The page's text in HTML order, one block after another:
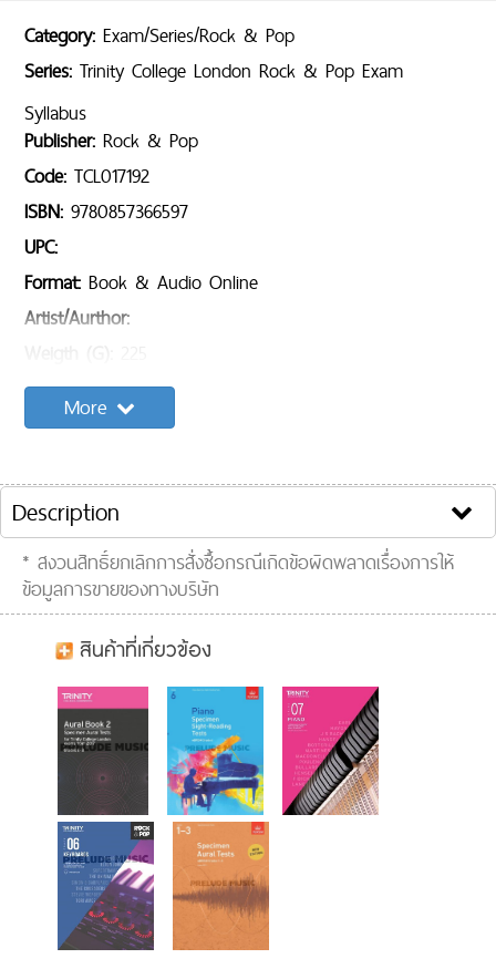
Category:Exam/Series/Rock & Pop
Series:Trinity College London Rock & Pop Exam
Syllabus
Publisher:Rock & Pop
Code:TCL017192
ISBN:9780857366597
UPC:
Format:Book & Audio Online
Artist/Aurthor:
Pages:60
Sample Content:
Back In The USSR - The Beatles
Dancing In The Moonlight - Toploader
Feel - Robbie Williams
I Never Loved A Man (The Way I Love You) - Aretha
Knock On Wood - Eddie Floyd
Reelin' In The Years - Steely Dan
Town Called Malice - The Jam
Clip VDO :
More
Description
* สงวนสิทธิ์ยกเลิกการสั่งซื้อกรณีเกิดข้อผิดพลาดเรื่องการให้
ข้อมูลการขายของทางบริษัท
สินค้าที่เกี่ยวข้อง